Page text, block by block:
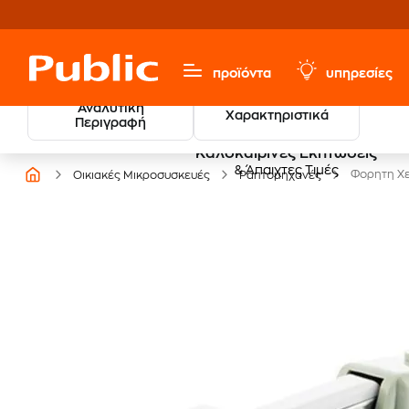
προϊόντα υπηρεσίες
Αναλυτική
Περιγραφή
Χαρακτηριστικά
Καλοκαιρινές Εκπτώσεις
& Άπαιχτες Τιμές
Οικιακές Μικροσυσκευές Ραπτομηχανές Φορητη